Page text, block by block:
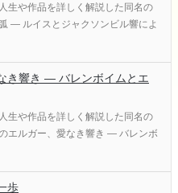
生や作品を詳しく解説した同名の
― ルイスとジャクソンビル響によ
き響き ― バレンボイムとエ
生や作品を詳しく解説した同名の
エルガー、愛なき響き ― バレンボ
歩